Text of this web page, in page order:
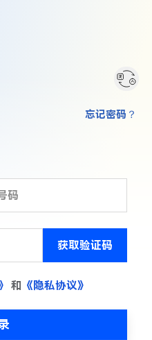
获取验证码
和 《隐私协议》
忘记密码？